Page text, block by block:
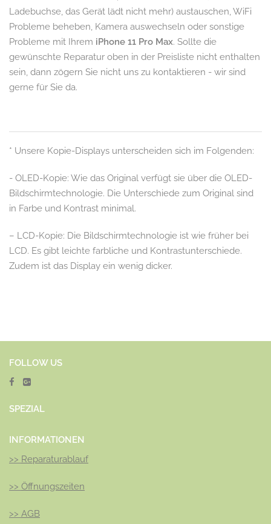
Ladebuchse, das Gerät lädt nicht mehr) austauschen, WiFi
Probleme beheben, Kamera auswechseln oder sonstige
Probleme mit Ihrem iPhone 11 Pro Max. Sollte die
gewünschte Reparatur oben in der Preisliste nicht enthalten
sein, dann zögern Sie nicht uns zu kontaktieren - wir sind
gerne für Sie da.
* Unsere Kopie-Displays unterscheiden sich im Folgenden:
- OLED-Kopie: Wie das Original verfügt sie über die OLED-
Bildschirmtechnologie. Die Unterschiede zum Original sind
in Farbe und Kontrast minimal.
– LCD-Kopie: Die Bildschirmtechnologie ist wie früher bei
LCD. Es gibt leichte farbliche und Kontrastunterschiede.
Zudem ist das Display ein wenig dicker.
FOLLOW US
SPEZIAL
INFORMATIONEN
>> Reparaturablauf
>> Öffnungszeiten
>> AGB